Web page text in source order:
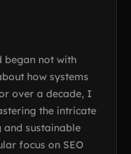
began not with
how systems
over a decade, I
the intricate
sustainable
focus on SEO